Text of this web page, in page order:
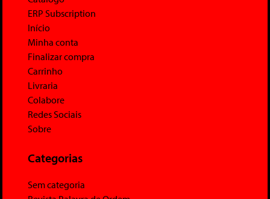
ERP Subscription
Início
Minha conta
Finalizar compra
Carrinho
Livraria
Colabore
Redes Sociais
Sobre
Categorias
Sem categoria